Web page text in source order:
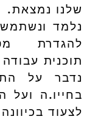
שלנו נמצאת.
נלמד
להגדרת
תוכנית
נדבר על
בחייו.ה ועל
לצעוד